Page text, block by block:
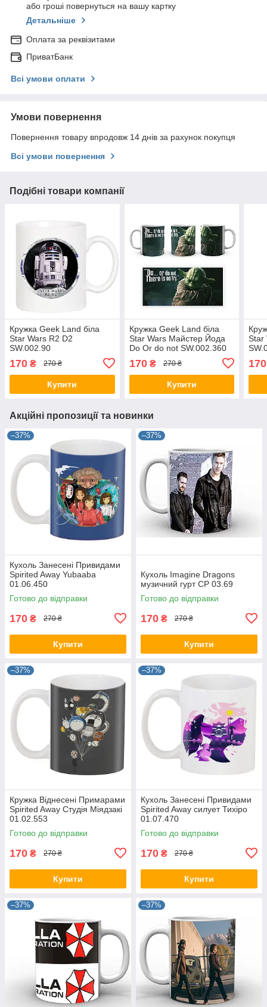
або гроші повернуться на вашу картку
Детальніше
Оплата за реквізитами
ПриватБанк
Всі умови оплати
Умови повернення
Повернення товару впродовж 14 днів за рахунок покупця
Всі умови повернення
Подібні товари компанії
Кружка Geek Land біла
Star Wars R2 D2
SW.002.90
170 ₴ 270 ₴
Купити
Кружка Geek Land біла
Star Wars Майстер Йода
Do Or do not SW.002.360
170₴ 270 ₴
Купити
Star
170
Акційні пропозиції та новинки
–37%
Кухоль Занесені Привидами
Spirited Away Yubaaba
01.06.450
Готово до відправки
170 ₴ 270 ₴
Купити
–37%
Кухоль Imagine Dragons
музичний гурт CP 03.69
Готово до відправки
170 ₴ 270 ₴
Купити
–37%
Кружка Віднесені Примарами
Spirited Away Студія Міядзакі
01.02.553
Готово до відправки
170 ₴ 270 ₴
Купити
–37%
Кухоль Занесені Привидами
Spirited Away силует Тихіро
01.07.470
Готово до відправки
170 ₴ 270 ₴
Купити
–37% –37%